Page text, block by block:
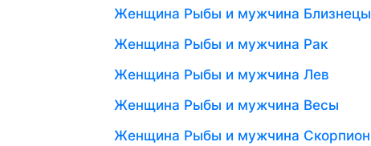
Женщина Рыбы и мужчина Близнецы
Женщина Рыбы и мужчина Рак
Женщина Рыбы и мужчина Лев
Женщина Рыбы и мужчина Весы
Женщина Рыбы и мужчина Скорпион